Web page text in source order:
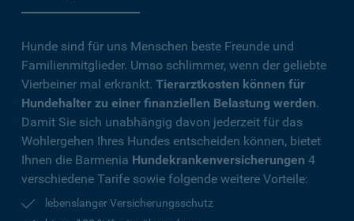
Hunde sind für uns Menschen beste Freunde und
Familienmitglieder. Umso schlimmer, wenn der geliebte
Vierbeiner mal erkrankt. Tierarztkosten können für
Hundehalter zu einer finanziellen Belastung werden.
Damit Sie sich unabhängig davon jederzeit für das
Wohlergehen Ihres Hundes entscheiden können, bietet
Ihnen die Barmenia Hundekrankenversicherungen 4
verschiedene Tarife sowie folgende weitere Vorteile:
lebenslanger Versicherungsschutz